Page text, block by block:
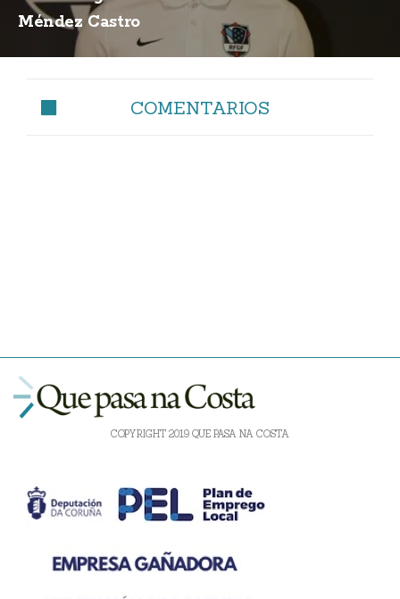
Méndez Castro
COMENTARIOS
COPYRIGHT 2019 QUE PASA NA COSTA